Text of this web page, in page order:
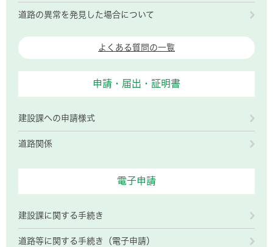
道路の異常を発見した場合について
よくある質問の一覧
申請・届出・証明書
建設課への申請様式
道路関係
電子申請
建設課に関する手続き
道路等に関する手続き（電子申請）